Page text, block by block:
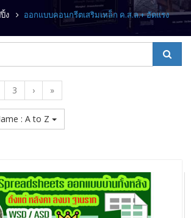
ง ออกแบบคอนกรีตเสริมเหล็ก ค.ส.ล.+ อัดแรง
3 › »
: A to Z